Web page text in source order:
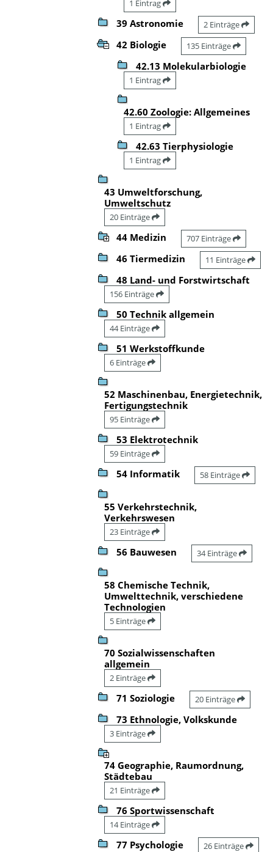
1 Eintrag
39 Astronomie 2 Einträge
42 Biologie 135 Einträge
42.13 Molekularbiologie
1 Eintrag
42.60 Zoologie: Allgemeines
1 Eintrag
42.63 Tierphysiologie
1 Eintrag
43 Umweltforschung,
Umweltschutz
20 Einträge
44 Medizin 707 Einträge
46 Tiermedizin 11 Einträge
48 Land- und Forstwirtschaft
156 Einträge
50 Technik allgemein
44 Einträge
51 Werkstoffkunde
6 Einträge
52 Maschinenbau, Energietechnik,
Fertigungstechnik
95 Einträge
53 Elektrotechnik
59 Einträge
54 Informatik 58 Einträge
55 Verkehrstechnik,
Verkehrswesen
23 Einträge
56 Bauwesen 34 Einträge
58 Chemische Technik,
Umwelttechnik, verschiedene
Technologien
5 Einträge
70 Sozialwissenschaften
allgemein
2 Einträge
71 Soziologie 20 Einträge
73 Ethnologie, Volkskunde
3 Einträge
74 Geographie, Raumordnung,
Städtebau
21 Einträge
76 Sportwissenschaft
14 Einträge
77 Psychologie 26 Einträge